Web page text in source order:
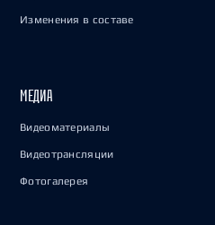
Изменения в составе
МЕДИА
Видеоматериалы
Видеотрансляции
Фотогалерея